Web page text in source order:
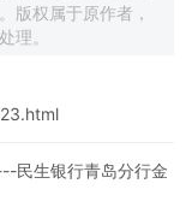
版权属于原作者，
理。
民生银行青岛分行金